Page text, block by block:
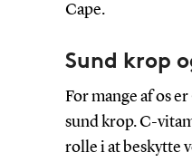
Cape.
Sund krop
For mange af os
sund krop. C-
rolle i at beskytte